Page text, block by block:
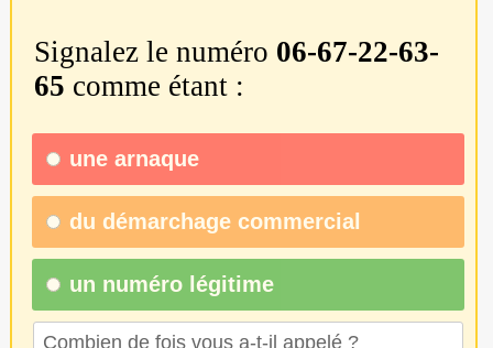
Signalez le numéro 06-67-22-63-
65 comme étant :
une arnaque
du démarchage commercial
un numéro légitime